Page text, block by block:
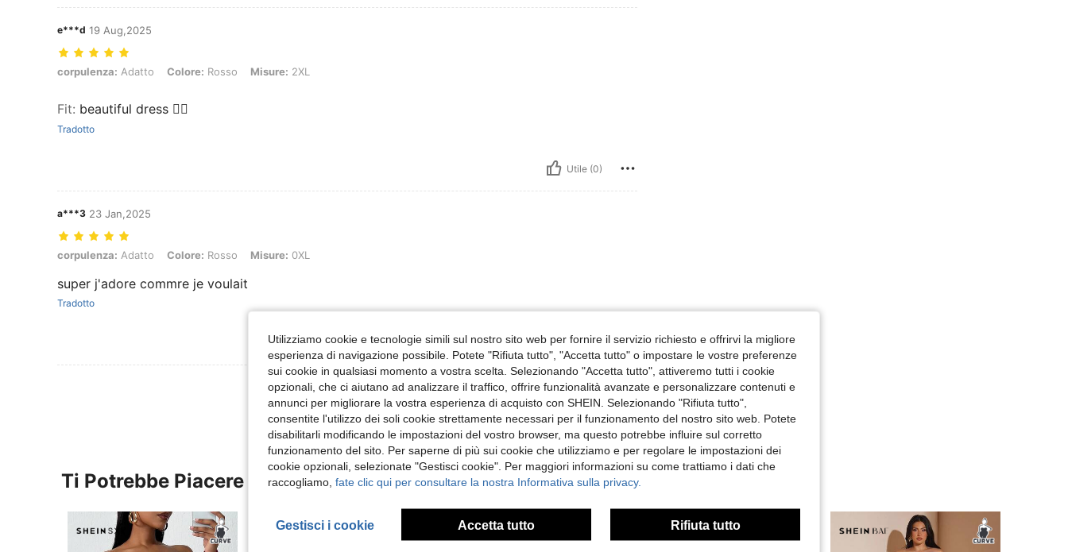
e***d 19 Aug,2025
corpulenza: Adatto, Colore: Rosso, Misure: 2XL
corpulenza: Adatto Colore: Rosso Misure: 2XL
Fit: beautiful dress ❤️‍🔥
Tradotto
Utile (0)
a***3 23 Jan,2025
corpulenza: Adatto, Colore: Rosso, Misure: 0XL
corpulenza: Adatto Colore: Rosso Misure: 0XL
super j'adore commre je voulait
Tradotto
Utile (0)
Visualizza Altre Recensioni
Ti Potrebbe Piacere
Utilizziamo cookie e tecnologie simili sul nostro sito web per fornire il servizio richiesto e offrirvi la migliore
esperienza di navigazione possibile. Potete "Rifiuta tutto", "Accetta tutto" o impostare le vostre preferenze
sui cookie in qualsiasi momento a vostra scelta. Selezionando "Accetta tutto", attiveremo tutti i cookie
opzionali, che ci aiutano ad analizzare il traffico, offrire funzionalità avanzate e personalizzare contenuti e
annunci per migliorare la vostra esperienza di acquisto con SHEIN. Selezionando "Rifiuta tutto",
consentite l'utilizzo dei soli cookie strettamente necessari per il funzionamento del nostro sito web. Potete
disabilitarli modificando le impostazioni del vostro browser, ma questo potrebbe influire sul corretto
funzionamento del sito. Per saperne di più sui cookie che utilizziamo e per regolare le impostazioni dei
cookie opzionali, selezionate "Gestisci cookie". Per maggiori informazioni su come trattiamo i dati che
raccogliamo, fate clic qui per consultare la nostra Informativa sulla privacy.
Gestisci i cookie Accetta tutto Rifiuta tutto